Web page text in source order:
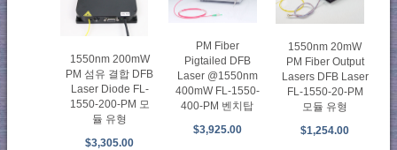
1550nm 200mW
PM 섬유 결합 DFB
Laser Diode FL-
1550-200-PM 모
듈 유형
$3,305.00
PM Fiber
Pigtailed DFB
Laser @1550nm
400mW FL-1550-
400-PM 벤치탑
$3,925.00
1550nm 20mW
PM Fiber Output
Lasers DFB Laser
FL-1550-20-PM
모듈 유형
$1,254.00